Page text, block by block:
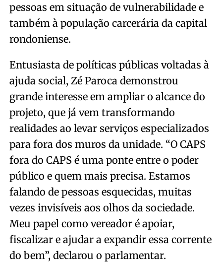
pessoas em situação de vulnerabilidade e
também à população carcerária da capital
rondoniense.
Entusiasta de políticas públicas voltadas à
ajuda social, Zé Paroca demonstrou
grande interesse em ampliar o alcance do
projeto, que já vem transformando
realidades ao levar serviços especializados
para fora dos muros da unidade. “O CAPS
fora do CAPS é uma ponte entre o poder
público e quem mais precisa. Estamos
falando de pessoas esquecidas, muitas
vezes invisíveis aos olhos da sociedade.
Meu papel como vereador é apoiar,
fiscalizar e ajudar a expandir essa corrente
do bem”, declarou o parlamentar.